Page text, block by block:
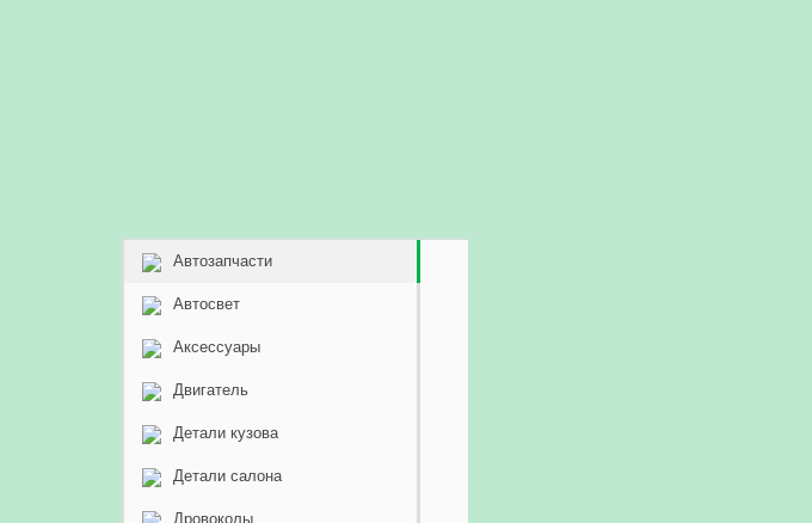
Автозапчасти
Автосвет
Аксессуары
Двигатель
Детали кузова
Детали салона
Дровоколы